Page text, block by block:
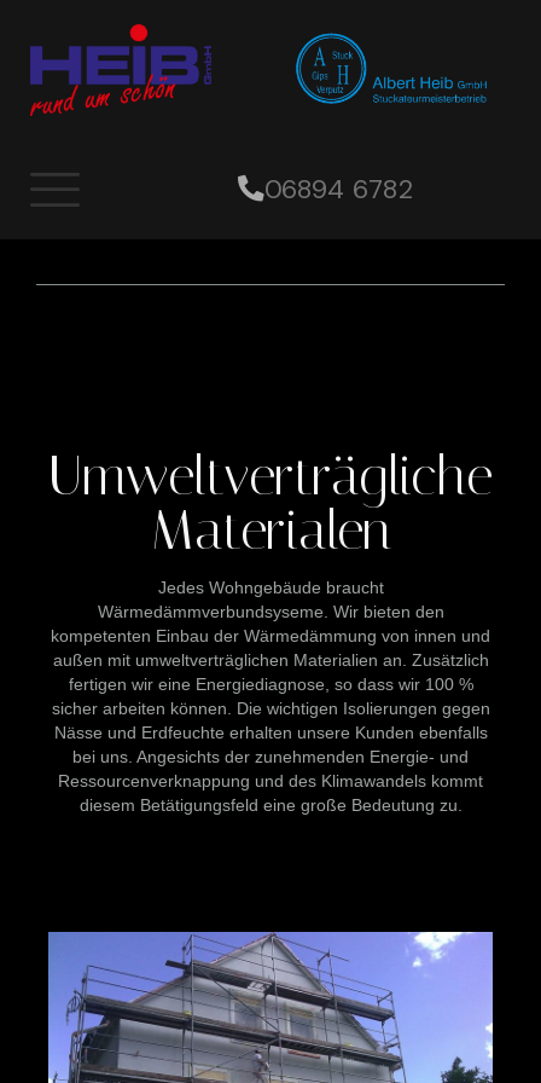
06894 6782
Umweltverträgliche
Materialen
Jedes Wohngebäude braucht
Wärmedämmverbundsyseme. Wir bieten den
kompetenten Einbau der Wärmedämmung von innen und
außen mit umweltverträglichen Materialien an. Zusätzlich
fertigen wir eine Energiediagnose, so dass wir 100 %
sicher arbeiten können. Die wichtigen Isolierungen gegen
Nässe und Erdfeuchte erhalten unsere Kunden ebenfalls
bei uns. Angesichts der zunehmenden Energie- und
Ressourcenverknappung und des Klimawandels kommt
diesem Betätigungsfeld eine große Bedeutung zu.